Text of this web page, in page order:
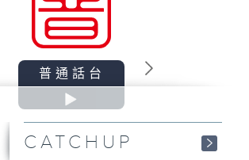
普通話台
CATCHUP